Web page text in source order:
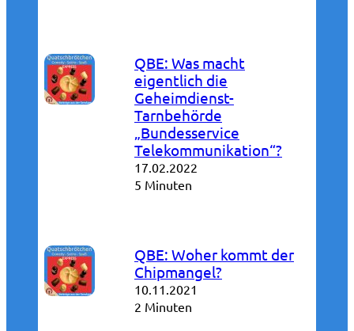
QBE: Was macht
eigentlich die
Geheimdienst-
Tarnbehörde
„Bundesservice
Telekommunikation“?
17.02.2022
5 Minuten
QBE: Woher kommt der
Chipmangel?
10.11.2021
2 Minuten